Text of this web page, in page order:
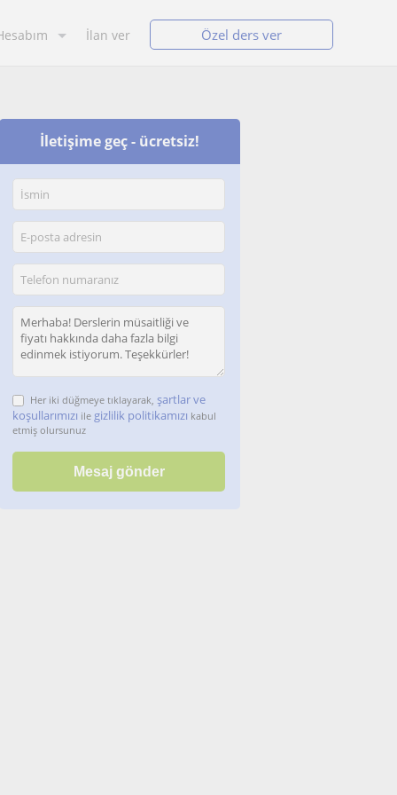
İlan ver Özel ders ver
İletişime geç - ücretsiz!
Her iki düğmeye tıklayarak, şartlar ve
koşullarımızı ile gizlilik politikamızı kabul
etmiş olursunuz